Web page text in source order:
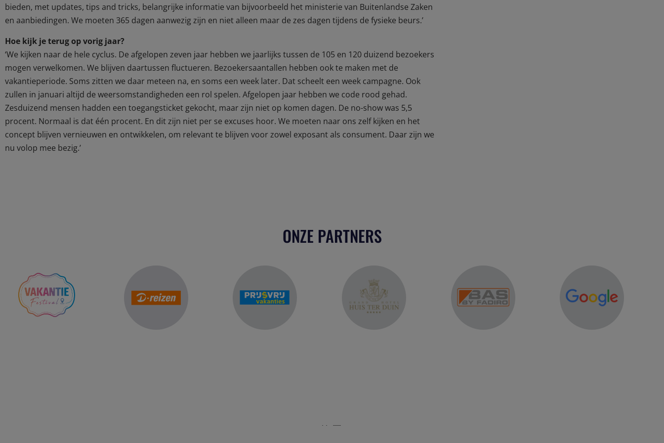
bieden, met updates, tips and tricks, belangrijke informatie van bijvoorbeeld het ministerie van Buitenlandse Zaken
en aanbiedingen. We moeten 365 dagen aanwezig zijn en niet alleen maar de zes dagen tijdens de fysieke beurs.’
Hoe kijk je terug op vorig jaar?
‘We kijken naar de hele cyclus. De afgelopen zeven jaar hebben we jaarlijks tussen de 105 en 120 duizend bezoekers
mogen verwelkomen. We blijven daartussen fluctueren. Bezoekersaantallen hebben ook te maken met de
vakantieperiode. Soms zitten we daar meteen na, en soms een week later. Dat scheelt een week campagne. Ook
zullen in januari altijd de weersomstandigheden een rol spelen. Afgelopen jaar hebben we code rood gehad.
Zesduizend mensen hadden een toegangsticket gekocht, maar zijn niet op komen dagen. De no-show was 5,5
procent. Normaal is dat één procent. En dit zijn niet per se excuses hoor. We moeten naar ons zelf kijken en het
concept blijven vernieuwen en ontwikkelen, om relevant te blijven voor zowel exposant als consument. Daar zijn we
nu volop mee bezig.’
ONZE PARTNERS